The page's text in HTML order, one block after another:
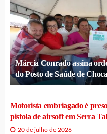
Márcia Conrado assina
do Posto de Saúde de
Motorista embriagado é
pistola de airsoft em Serra
20 de julho de 2026